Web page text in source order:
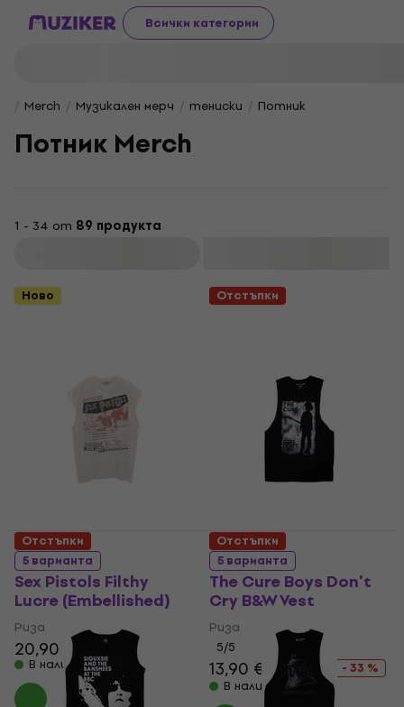
Всички категории
Merch Музикален мерч тениски Потник
Потник Merch
1 - 34 от 89 продукта
Ново
5 варианта
Sex Pistols Filthy
Lucre (Embellished)
Риза
20,90 € 22,90 €
В наличност
Отстъпки
5 варианта
The Cure Boys Don't
Cry B&W Vest
Риза
5/5
13,90 € 20,90 €
- 33 %
В наличност
Отстъпки Отстъпки